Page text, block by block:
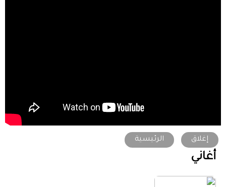
إغلاق الرئيسية
أغاني